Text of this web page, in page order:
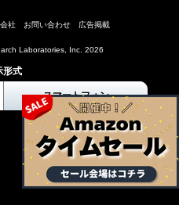
社 お問い合わせ 広告掲載
Laboratories, Inc. 2026
形式
スマートフォン